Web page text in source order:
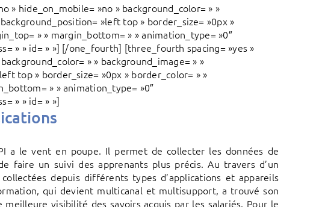
» hide_on_mobile= »no » background_color= » »
»left top » border_size= »0px »
» » margin_bottom= » » animation_type= »0″
» » id= » »] [/one_fourth] [three_fourth spacing= »yes »
» » background_image= » »
top » border_size= »0px » border_color= » »
» » animation_type= »0″
» » id= » »]
a le vent en poupe. Il permet de collecter les données de
un suivi des apprenants plus précis. Au travers d’un
depuis différents types d’applications et appareils
qui devient multicanal et multisupport, a trouvé son
visibilité des savoirs acquis par les salariés. Pour le